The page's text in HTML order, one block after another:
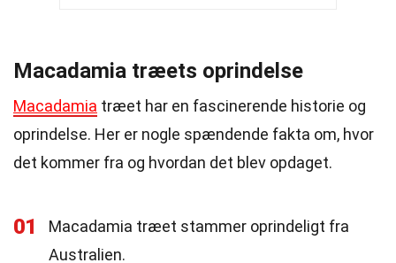
Macadamia træets oprindelse
Macadamia træet har en fascinerende historie og
oprindelse. Her er nogle spændende fakta om, hvor
det kommer fra og hvordan det blev opdaget.
01
Macadamia træet stammer oprindeligt fra
Australien.